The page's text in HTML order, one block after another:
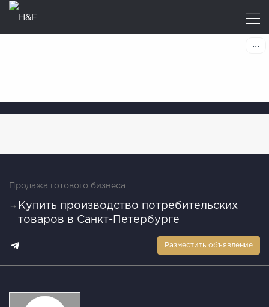
Продажа готового бизнеса
Купить производство потребительских
товаров в Санкт-Петербурге
Разместить объявление